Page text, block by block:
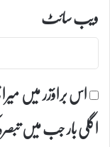
ویب‌ سائٹ
اس براؤزر میں
اگلی بار جب میں